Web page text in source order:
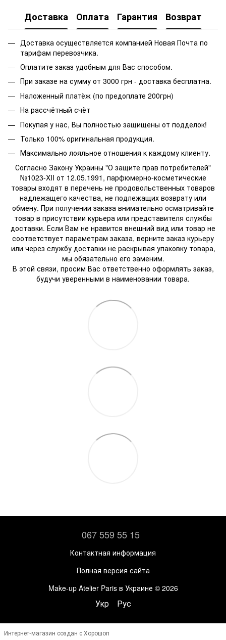
Доставка Оплата Гарантия Возврат
Доставка осуществляется компанией Новая Почта по
тарифам перевозчика.
Оплатите заказ удобным для Вас способом.
При заказе на сумму от 3000 грн - доставка бесплатна.
Наложенный платёж (по предоплате 200грн)
На рассчётный счёт
Покупая у нас, Вы полностью защищены от подделок!
Только 100% оригинальная продукция.
Максимально лояльное отношения к каждому клиенту.
Согласно Закону Украины "О защите прав потребителей"
№1023-XII от 12.05.1991, парфюмерно-косметические
товары входят в перечень не продовольственных товаров
надлежащего качества, не подлежащих возврату или
обмену. При получении заказа внимательно осматривайте
товар в присутствии курьера или представителя службы
доставки. Если Вам не нравится внешний вид или товар не
соответствует параметрам заказа, верните заказ курьеру
или через службу доставки не раскрывая упаковку товара,
мы обязательно его заменим.
В этой связи, просим Вас ответственно оформлять заказ,
будучи уверенными в наименовании товара.
067 559 55 15
Контактная информация
Полная версия сайта
Make-up Atelier Paris в Украине © 2026
Укр Рус
Интернет-магазин создан с Хорошоп